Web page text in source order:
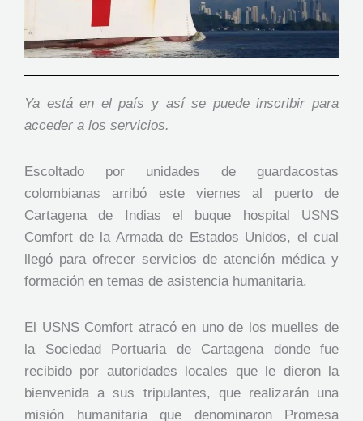
Ya está en el país y así se puede inscribir para
acceder a los servicios.
Escoltado por unidades de guardacostas
colombianas arribó este viernes al puerto de
Cartagena de Indias el buque hospital USNS
Comfort de la Armada de Estados Unidos, el cual
llegó para ofrecer servicios de atención médica y
formación en temas de asistencia humanitaria.
El USNS Comfort atracó en uno de los muelles de
la Sociedad Portuaria de Cartagena donde fue
recibido por autoridades locales que le dieron la
bienvenida a sus tripulantes, que realizarán una
misión humanitaria que denominaron Promesa